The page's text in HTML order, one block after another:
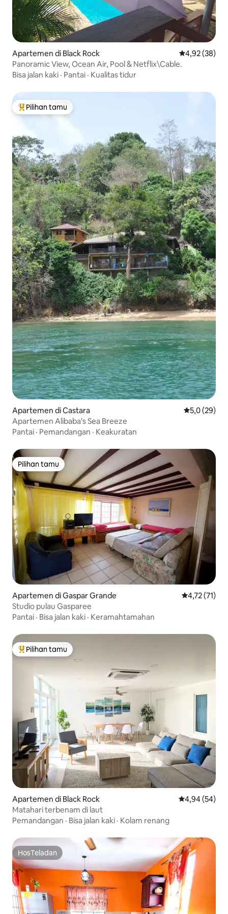
Apartemen di Black Rock Nilai rata-rata
4,92 (38)
Panoramic View, Ocean Air, Pool & Netflix\Cable.
Bisa jalan kaki · Pantai · Kualitas tidur
Pilihan tamu terpopuler
Pilihan tamu
Apartemen di Castara Nilai rata-
5,0 (29)
Apartemen Alibaba's Sea Breeze
Pantai · Pemandangan · Keakuratan
Pilihan tamu
Pilihan tamu
Apartemen di Gaspar Grande Nilai rata-
4,72 (71)
Studio pulau Gasparee
Pantai · Bisa jalan kaki · Keramahtamahan
Pilihan tamu terpopuler
Pilihan tamu
Apartemen di Black Rock Nilai rata-rata
4,94 (54)
Matahari terbenam di laut
Pemandangan · Bisa jalan kaki · Kolam renang
HosTeladan
HosTeladan